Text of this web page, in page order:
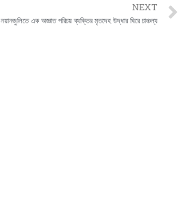
NEXT
নয়ানজুলিতে এক অজ্ঞাত পরিচয় ব্যক্তির মৃতদেহ উদ্ধার ঘিরে চাঞ্চল্য